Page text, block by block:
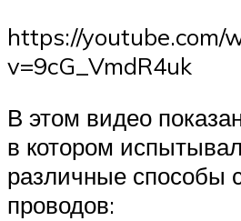
https://youtube.com/
v=9cG_VmdR4uk
В этом видео
в котором
различные способы
проводов: